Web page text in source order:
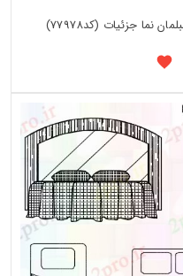
جزئیات (کد77978)